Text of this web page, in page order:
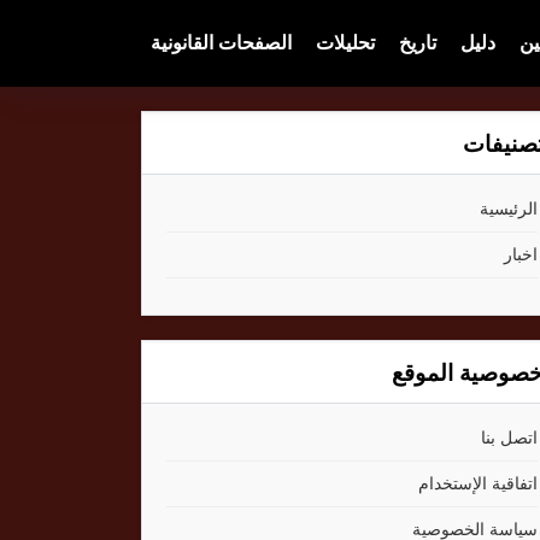
دليل تاريخ تحليلات الصفحات القانونية
الرئيسية
اخبار
الموقع
اتصل بنا
اتفاقية الإستخدام
سياسة الخصوصية